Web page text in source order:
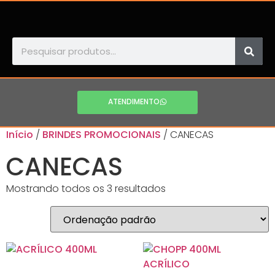
ATENDIMENTO
Início / BRINDES PROMOCIONAIS / CANECAS
CANECAS
Mostrando todos os 3 resultados